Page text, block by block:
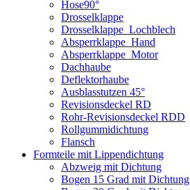
Hose90°
Drosselklappe
Drosselklappe_Lochblech
Absperrklappe_Hand
Absperrklappe_Motor
Dachhaube
Deflektorhaube
Ausblasstutzen 45°
Revisionsdeckel RD
Rohr-Revisionsdeckel RDD
Rollgummidichtung
Flansch
Formteile mit Lippendichtung
Abzweig mit Dichtung
Bogen 15 Grad mit Dichtung